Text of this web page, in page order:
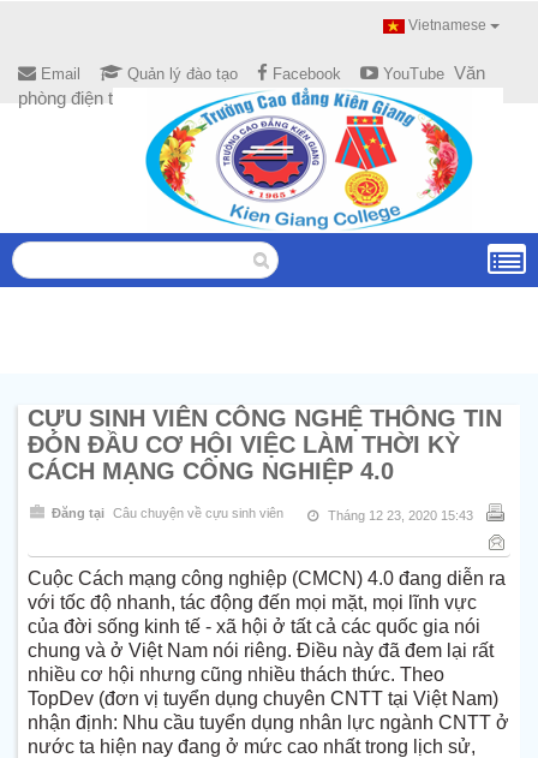
Vietnamese
Email Quản lý đào tạo Facebook YouTube Văn
phòng điện tử
CỰU SINH VIÊN CÔNG NGHỆ THÔNG TIN
ĐÓN ĐẦU CƠ HỘI VIỆC LÀM THỜI KỲ
CÁCH MẠNG CÔNG NGHIỆP 4.0
Đăng tại Câu chuyện về cựu sinh viên Tháng 12 23, 2020 15:43
Cuộc Cách mạng công nghiệp (CMCN) 4.0 đang diễn ra
với tốc độ nhanh, tác động đến mọi mặt, mọi lĩnh vực
của đời sống kinh tế - xã hội ở tất cả các quốc gia nói
chung và ở Việt Nam nói riêng. Điều này đã đem lại rất
nhiều cơ hội nhưng cũng nhiều thách thức. Theo
TopDev (đơn vị tuyển dụng chuyên CNTT tại Việt Nam)
nhận định: Nhu cầu tuyển dụng nhân lực ngành CNTT ở
nước ta hiện nay đang ở mức cao nhất trong lịch sử,